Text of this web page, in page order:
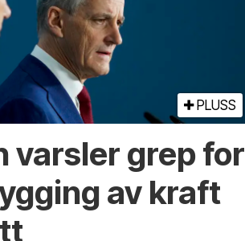
PLUSS
varsler grep for
av kraft